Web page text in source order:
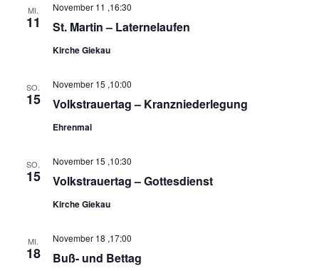
MI.
11 St. Martin – Laternelaufen
November 11 ,16:30
Kirche Giekau
SO.
15 Volkstrauertag – Kranzniederlegung
November 15 ,10:00
Ehrenmal
SO.
15 Volkstrauertag – Gottesdienst
November 15 ,10:30
Kirche Giekau
MI.
18 Buß- und Bettag
November 18 ,17:00